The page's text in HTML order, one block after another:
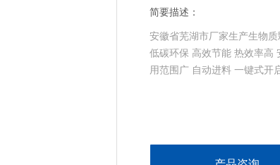
简要描述：
安徽省芜湖市厂家生产生物
低碳环保 高效节能 热效率高
用范围广 自动进料 一键式开